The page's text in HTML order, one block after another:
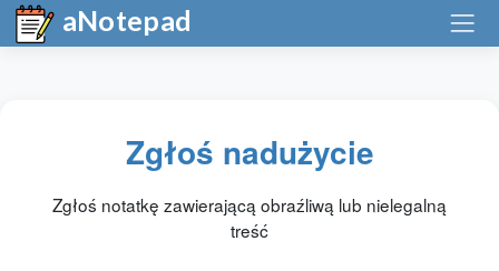
aNotepad
Zgłoś nadużycie
Zgłoś notatkę zawierającą obraźliwą lub nielegalną
treść